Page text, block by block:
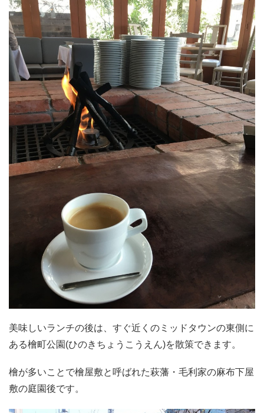
美味しいランチの後は、すぐ近くのミッドタウンの東側に
ある檜町公園(ひのきちょうこうえん)を散策できます。
檜が多いことで檜屋敷と呼ばれた萩藩・毛利家の麻布下屋
敷の庭園後です。